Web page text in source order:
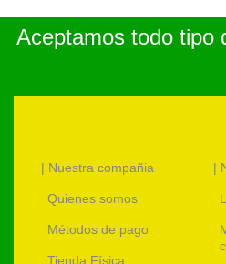
Aceptamos todo tipo
| Nuestra compañia
Quienes somos
Métodos de pago
Tienda Física
|